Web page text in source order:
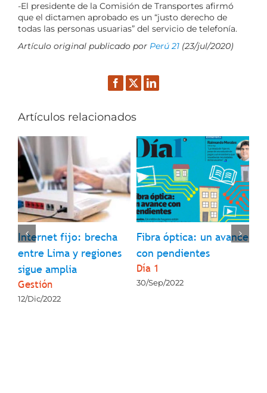
-El presidente de la Comisión de Transportes afirmó
que el dictamen aprobado es un “justo derecho de
todas las personas usuarias” del servicio de telefonía.
Artículo original publicado por Perú 21 (23/jul/2020)
Facebook
TwitterLinkedIn
Artículos relacionados
Internet fijo: brecha
entre Lima y regiones
sigue amplia
Gestión
12/Dic/2022
Fibra óptica: un avance
con pendientes
Día 1
30/Sep/2022